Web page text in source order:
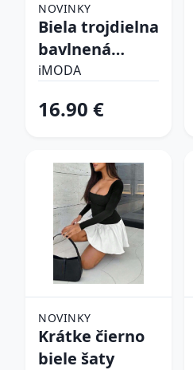
NOVINKY
Biela trojdielna
bavlnená
súprava
iMODA
16.90 €
NOVINKY
Krátke čierno
biele šaty